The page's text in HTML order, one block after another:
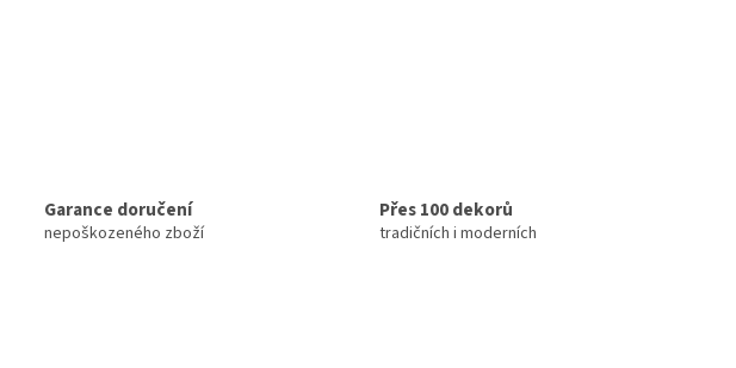
Garance doručení
nepoškozeného zboží
Přes 100 dekorů
tradičních i moderních